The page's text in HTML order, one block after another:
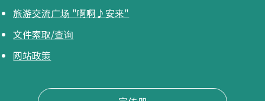
旅游交流广场 "啊啊♪安来"
文件索取/查询
网站政策